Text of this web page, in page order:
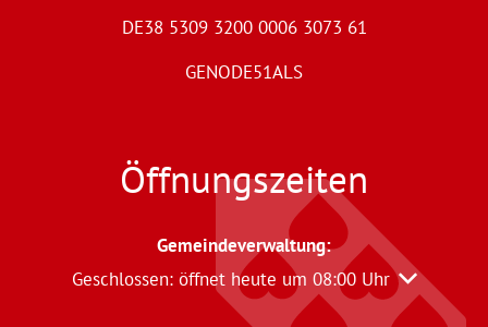
DE38 5309 3200 0006 3073 61
GENODE51ALS
Öffnungszeiten
Gemeindeverwaltung:
Klicken, um weitere Öffnungs- oder Schließzeiten
Geschlossen: öffnet heute um 08:00 Uhr